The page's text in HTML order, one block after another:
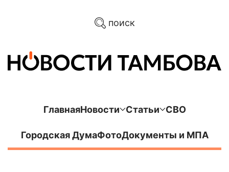
поиск
ГлавнаяНовости Статьи СВО
Городская ДумаФотоДокументы и МПА